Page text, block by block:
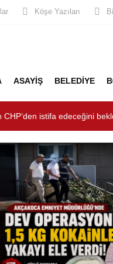
Köşe Yazıları
ASAYİŞ BELEDİYE
CHP’den istifa edeceğini
dizayn ediyor
Operasyonu: 1
DÜNYASININ KALBİ KALE
Misafirler Yer
ALARMI!